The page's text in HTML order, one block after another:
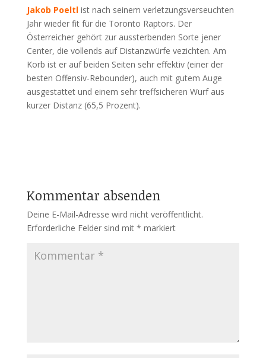
Jakob Poeltl ist nach seinem verletzungsverseuchten
Jahr wieder fit für die Toronto Raptors. Der
Österreicher gehört zur aussterbenden Sorte jener
Center, die vollends auf Distanzwürfe vezichten. Am
Korb ist er auf beiden Seiten sehr effektiv (einer der
besten Offensiv-Rebounder), auch mit gutem Auge
ausgestattet und einem sehr treffsicheren Wurf aus
kurzer Distanz (65,5 Prozent).
Kommentar absenden
Deine E-Mail-Adresse wird nicht veröffentlicht.
Erforderliche Felder sind mit * markiert